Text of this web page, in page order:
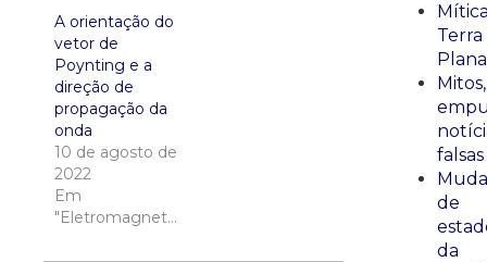
A orientação do
vetor de
Poynting e a
direção de
propagação da
onda
10 de agosto de
2022
Em
"Eletromagnetismo"
Terra
Plana
Mitos,
falsas
de
da